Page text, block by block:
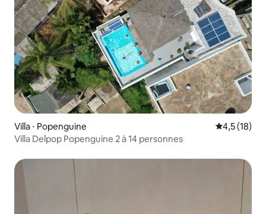
Villa ⋅ Popenguine Évaluation
4,5 (18)
Villa Delpop Popenguine 2 à 14 personnes